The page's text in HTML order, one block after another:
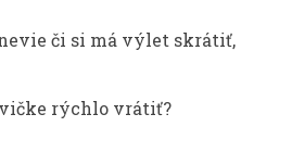
či si má výlet skrátiť,
rýchlo vrátiť?